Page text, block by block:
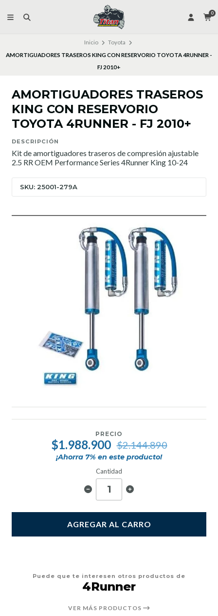
0
Inicio
Toyota
AMORTIGUADORES TRASEROS KING CON RESERVORIO TOYOTA 4RUNNER -
FJ 2010+
AMORTIGUADORES TRASEROS
KING CON RESERVORIO
TOYOTA 4RUNNER - FJ 2010+
DESCRIPCIÓN
Kit de amortiguadores traseros de compresión ajustable
2.5 RR OEM Performance Series 4Runner King 10-24
SKU: 25001-279A
PRECIO
$1.988.900 $2.144.890
¡Ahorra 7% en este producto!
Cantidad
AGREGAR AL CARRO
Puede que te interesen otros productos de
4Runner
VER MÁS PRODUCTOS